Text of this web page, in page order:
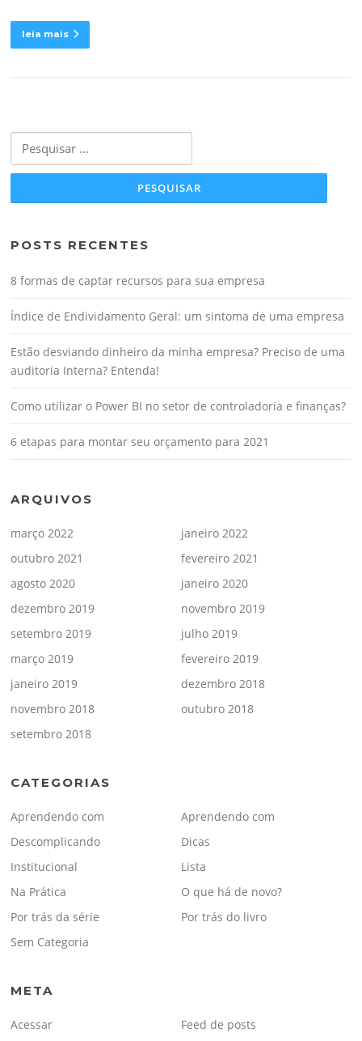
leia mais
por:
POSTS RECENTES
8 formas de captar recursos para sua empresa
Índice de Endividamento Geral: um sintoma de uma empresa
Estão desviando dinheiro da minha empresa? Preciso de uma
auditoria Interna? Entenda!
Como utilizar o Power BI no setor de controladoria e finanças?
6 etapas para montar seu orçamento para 2021
ARQUIVOS
março 2022
janeiro 2022
outubro 2021
fevereiro 2021
agosto 2020
janeiro 2020
dezembro 2019
novembro 2019
setembro 2019
julho 2019
março 2019
fevereiro 2019
janeiro 2019
dezembro 2018
novembro 2018
outubro 2018
setembro 2018
CATEGORIAS
Aprendendo com
Aprendendo com
Descomplicando
Dicas
Institucional
Lista
Na Prática
O que há de novo?
Por trás da série
Por trás do livro
Sem Categoria
META
Acessar
Feed de posts